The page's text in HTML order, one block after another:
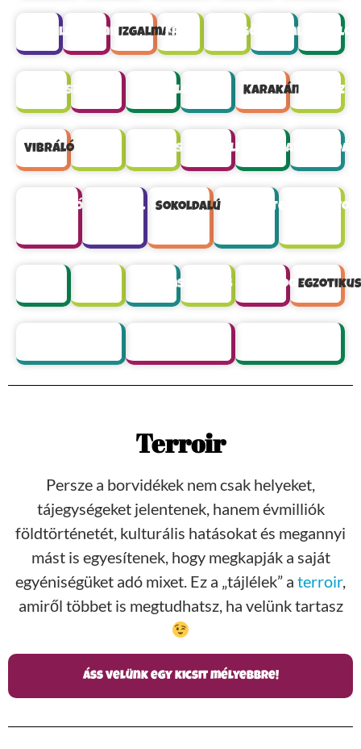
SejtelmesDinamikusIzgalmasFriss Pezsgő KülönlegesFiatalos
Természetes Fesztelen KarakánMerész
Vibráló Igényes Életteli VáltozatosLegendás
Hívogató
Magával
Sokoldalú Lendületes Bársonyos
Elegáns Kedves KalandorEgzotikus
Terroir
Persze a borvidékek nem csak helyeket,
tájegységeket jelentenek, hanem évmilliók
földtörténetét, kulturális hatásokat és megannyi
mást is egyesítenek, hogy megkapják a saját
egyéniségüket adó mixet. Ez a „tájlélek” a terroir,
amiről többet is megtudhatsz, ha velünk tartasz
Áss velünk egy kicsit mélyebbre!